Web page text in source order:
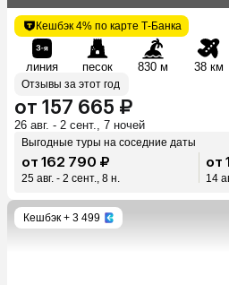
Кешбэк 4% по карте Т-Банка
линия песок 830 м 38 км
Отзывы за этот год
от 157 665 ₽
26 авг. - 2 сент., 7 ночей
Выгодные туры на соседние даты
от 162 790 ₽
25 авг. - 2 сент., 8 н.
от
14
Кешбэк + 3 499